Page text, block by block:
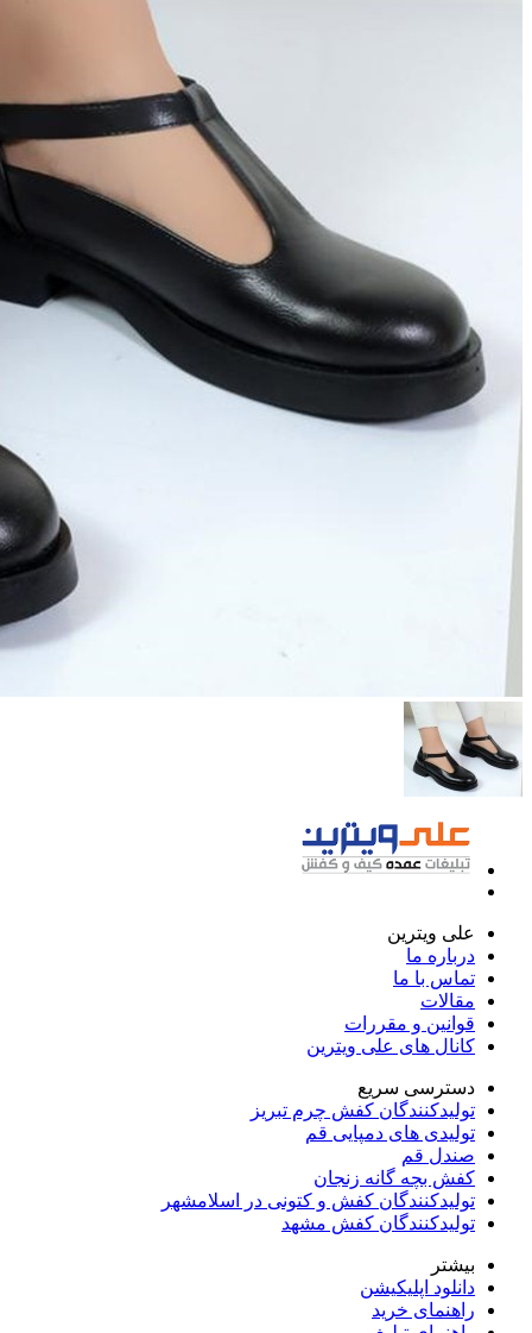
علی ویترین
درباره ما
تماس با ما
مقالات
قوانین و مقررات
کانال های علی ویترین
دسترسی سریع
تولیدکنندگان کفش چرم تبریز
تولیدی های دمپایی قم
صندل قم
کفش بچه گانه زنجان
تولیدکنندگان کفش و کتونی در اسلامشهر
تولیدکنندگان کفش مشهد
بیشتر
دانلود اپلیکیشن
راهنمای خرید